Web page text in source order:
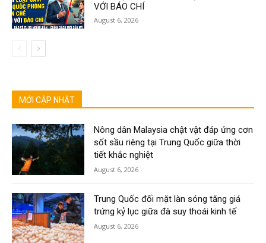
VỚI BÁO CHÍ
August 6, 2026
MỚI CẬP NHẬT
Nông dân Malaysia chật vật đáp ứng cơn
sốt sầu riêng tại Trung Quốc giữa thời
tiết khắc nghiệt
August 6, 2026
Trung Quốc đối mặt làn sóng tăng giá
trứng kỷ lục giữa đà suy thoái kinh tế
August 6, 2026